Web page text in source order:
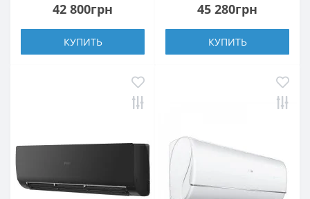
42 800грн
КУПИТЬ
45 280грн
КУПИТЬ